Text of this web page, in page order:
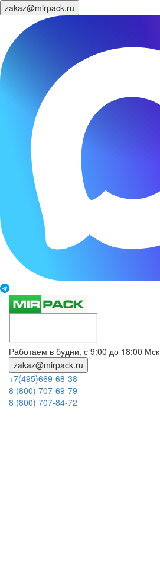
zakaz@mirpack.ru
Работаем в будни, с 9:00 до 18:00 Мск
zakaz@mirpack.ru
+7(495)669-68-38
8 (800) 707-69-79
8 (800) 707-84-72